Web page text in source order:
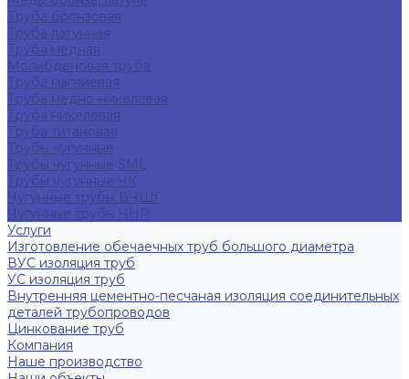
Труба бронзовая
Труба латунная
Труба медная
Молибденовая труба
Труба магниевая
Труба медно-никелевая
Труба никелевая
Труба титановая
Трубы чугунные
Трубы чугунные SML
Трубы чугунные ЧК
Чугунные трубы ВЧШГ
Чугунные трубы ЧНР
Услуги
Изготовление обечаечных труб большого диаметра
ВУС изоляция труб
УС изоляция труб
Внутренняя цементно-песчаная изоляция соединительных
деталей трубопроводов
Цинкование труб
Компания
Наше производство